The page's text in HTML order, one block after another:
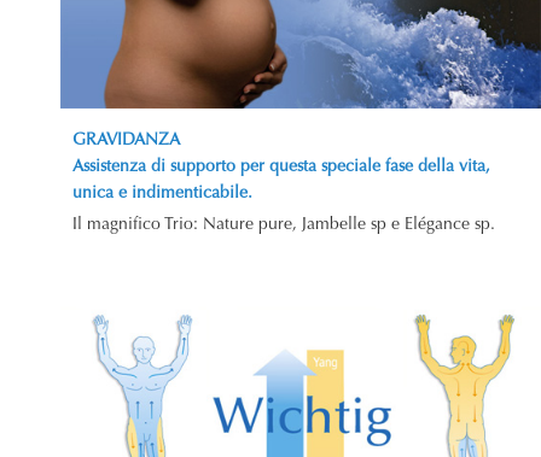
GRAVIDANZA
Assistenza di supporto per questa speciale fase della vita,
unica e indimenticabile.
Il magnifico Trio: Nature pure, Jambelle sp e Elégance sp.